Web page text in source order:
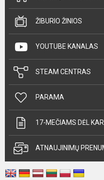
ŽIBURIO ŽINIOS
YOUTUBE KANALAS
STEAM CENTRAS
PARAMA
17-MEČIAMS DĖL
ATNAUJINIMŲ